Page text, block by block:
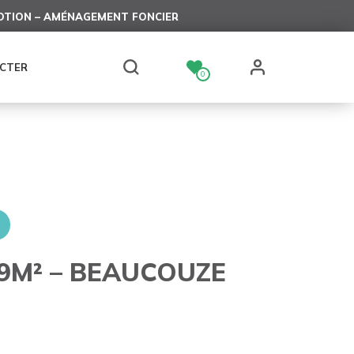
– AMÉNAGEMENT FONCIER
0
– BEAUCOUZE